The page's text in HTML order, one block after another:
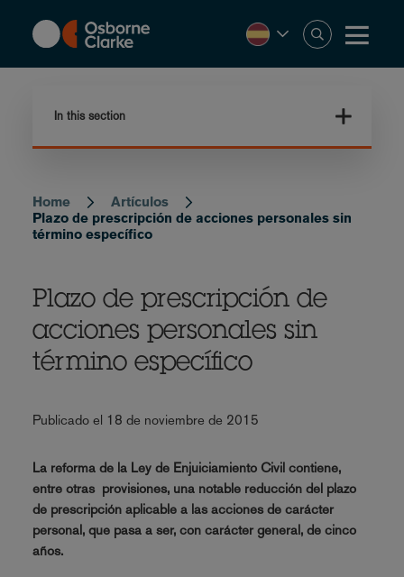
content
In this section
Breadcrumb
Home
Artículos
Plazo de prescripción de acciones personales sin
término específico
Plazo de prescripción de
acciones personales sin
término específico
Publicado el 18 de noviembre de 2015
La reforma de la Ley de Enjuiciamiento Civil contiene,
entre otras provisiones, una notable reducción del plazo
de prescripción aplicable a las acciones de carácter
personal, que pasa a ser, con carácter general, de cinco
años.